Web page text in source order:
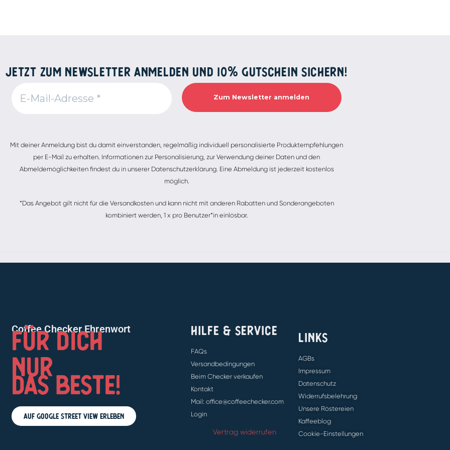
JETZT ZUM NEWSLETTER ANMELDEN UND 10% GUTSCHEIN SICHERN!
Mit deiner Anmeldung bist du damit einverstanden, regelmäßig individuell personalisierte Produktempfehlungen
per E-Mail zu erhalten. Informationen zur Personalisierung, zur Verwendung deiner Daten und den
Abmeldemöglichkeiten findest du in unserer Datenschutzerklärung. Eine Abmeldung ist jederzeit kostenlos
möglich.
*Das Angebot gilt nicht für die Versandkosten und kann nicht mit anderen Rabatten und Sonderangeboten
kombiniert werden, 1 x pro Benutzer*in einlösbar.
Coffee Checker Ehrenwort
FÜR DICH
NUR
DAS BESTE!
Auf Google Street View erleben
HILFE & SERVICE
FAQs
Versandbedingungen
Beim Checker verkaufen
Kontakt
Mail: office@coffeechecker.com
Login
Vertrag widerrufen
LINKS
AGBs
Impressum
Datenschutz
Widerrufsbelehrung
Unsere Röstereien
Kaffeeblog
Cookie-Einstellungen